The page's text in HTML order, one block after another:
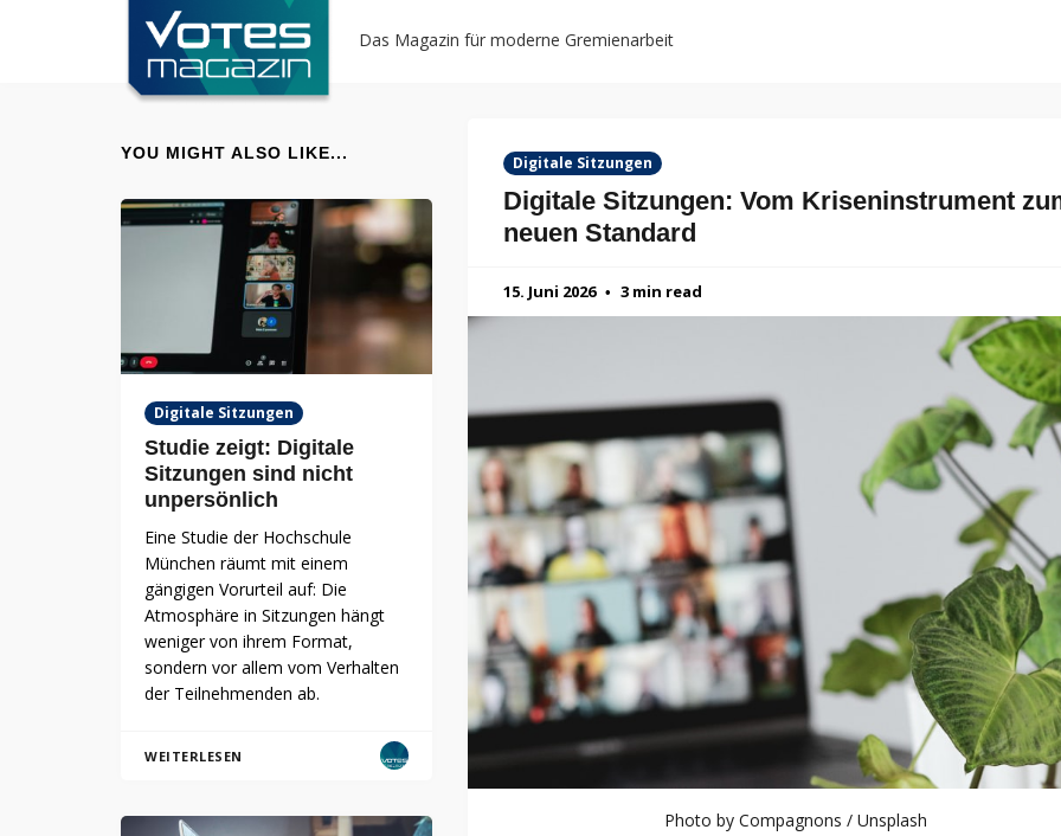
Das Magazin für moderne Gremienarbeit
Digitale Sitzungen
Digitale Sitzungen: Vom Kriseninstrument
neuen Standard
15. Juni 2026 3 min read
Photo by Compagnons / Unsplash
YOU MIGHT ALSO LIKE...
Digitale Sitzungen
Studie zeigt: Digitale
Sitzungen sind nicht
unpersönlich
Eine Studie der Hochschule
München räumt mit einem
gängigen Vorurteil auf: Die
Atmosphäre in Sitzungen hängt
weniger von ihrem Format,
sondern vor allem vom Verhalten
der Teilnehmenden ab.
WEITERLESEN